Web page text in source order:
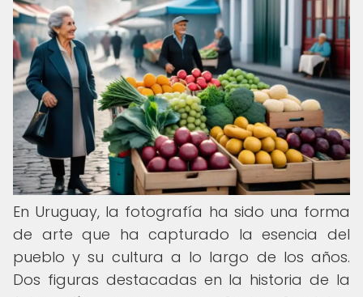
En Uruguay, la fotografía ha sido una forma
de arte que ha capturado la esencia del
pueblo y su cultura a lo largo de los años.
Dos figuras destacadas en la historia de la